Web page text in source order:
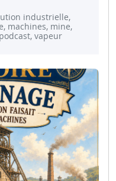
industrielle,
machines, mine,
vapeur